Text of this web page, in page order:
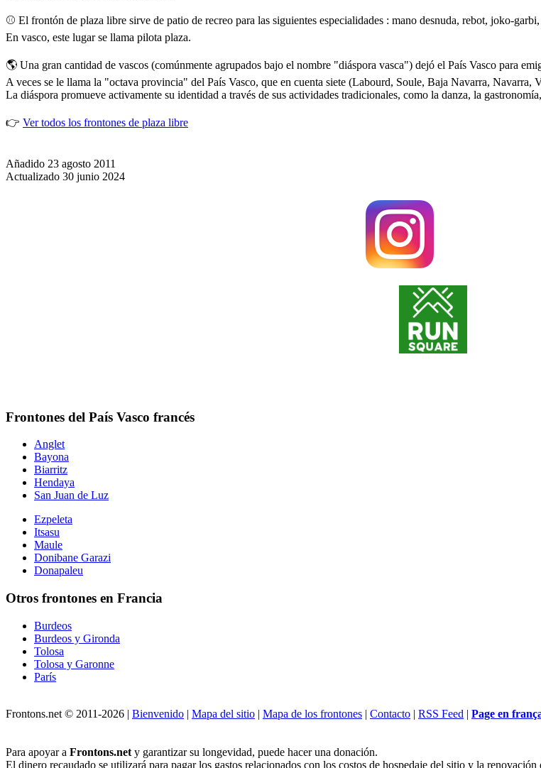
⚾ El frontón de plaza libre sirve de patio de recreo para las siguientes especialidades : mano desnuda, rebot, joko-
En vasco, este lugar se llama pilota plaza.
🌎 Una gran cantidad de vascos (comúnmente agrupados bajo el nombre "diáspora vasca") dejó el País Vasco para
A veces se le llama la "octava provincia" del País Vasco, que en cuenta siete (Labourd, Soule, Baja Navarra, Navarra,
La diáspora promueve activamente su identidad a través de sus actividades tradicionales, como la danza, la
👉 Ver todos los frontones de plaza libre
Añadido 23 agosto 2011
Actualizado 30 junio 2024
Frontones del País Vasco francés
Anglet
Bayona
Biarritz
Hendaya
San Juan de Luz
Ezpeleta
Itsasu
Maule
Donibane Garazi
Donapaleu
Otros frontones en Francia
Burdeos
Burdeos y Gironda
Tolosa
Tolosa y Garonne
París
Frontons.net © 2011-2026 | Bienvenido | Mapa del sitio | Mapa de los frontones | Contacto | RSS Feed | Page en
Para apoyar a Frontons.net y garantizar su longevidad, puede hacer una donación.
El dinero recaudado se utilizará para pagar los gastos relacionados con los costos de hospedaje del sitio y la